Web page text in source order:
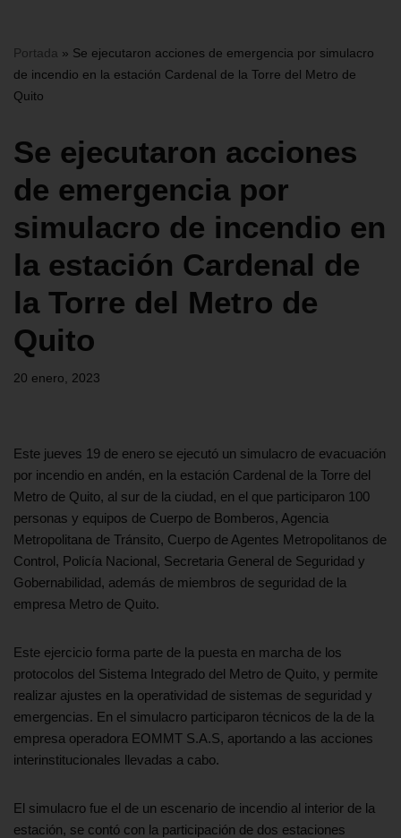
Portada » Se ejecutaron acciones de emergencia por simulacro
de incendio en la estación Cardenal de la Torre del Metro de
Quito
Se ejecutaron acciones
de emergencia por
simulacro de incendio en
la estación Cardenal de
la Torre del Metro de
Quito
20 enero, 2023
Este jueves 19 de enero se ejecutó un simulacro de evacuación
por incendio en andén, en la estación Cardenal de la Torre del
Metro de Quito, al sur de la ciudad, en el que participaron 100
personas y equipos de Cuerpo de Bomberos, Agencia
Metropolitana de Tránsito, Cuerpo de Agentes Metropolitanos de
Control, Policía Nacional, Secretaria General de Seguridad y
Gobernabilidad, además de miembros de seguridad de la
empresa Metro de Quito.
Este ejercicio forma parte de la puesta en marcha de los
protocolos del Sistema Integrado del Metro de Quito, y permite
realizar ajustes en la operatividad de sistemas de seguridad y
emergencias. En el simulacro participaron técnicos de la de la
empresa operadora EOMMT S.A.S, aportando a las acciones
interinstitucionales llevadas a cabo.
El simulacro fue el de un escenario de incendio al interior de la
estación, se contó con la participación de dos estaciones